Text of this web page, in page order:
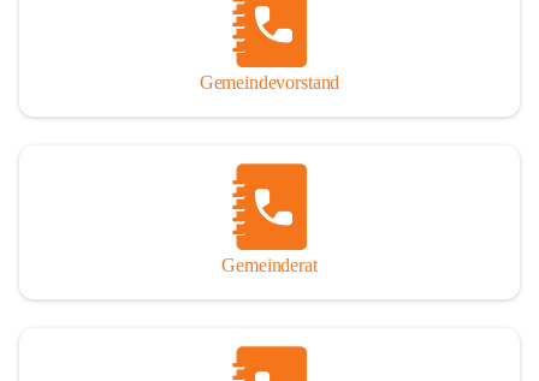
So darf ich Sie zu einer interessanten, vergnüglichen und
manchmal auch nachdenklich machenden Zeitreise durch die
Jahrhunderte, ja Jahrtausende alte Geschichte von der Steinzeit
einladen.
Gemeindevorstand
Gemeinderat